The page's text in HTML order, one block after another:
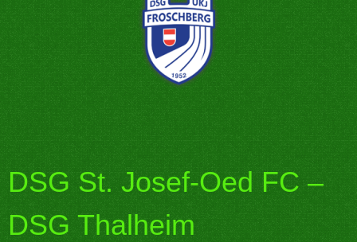
DSG St. Josef-Oed FC –
DSG Thalheim